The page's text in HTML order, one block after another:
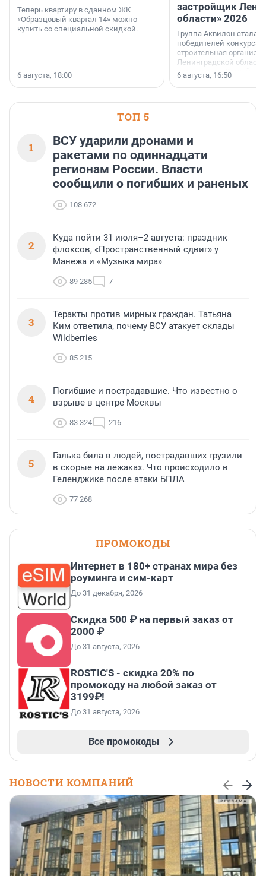
Теперь квартиру в сданном ЖК
«Образцовый квартал 14» можно
купить со специальной скидкой.
6 августа, 18:00
застройщик
области» 2026
Группа Аквилон стала
победителей конкурса
строительная
Ленинградской области
номинации «Самый
застройщик
области».
6 августа, 16:50
ТОП 5
1
ВСУ ударили дронами и
ракетами по одиннадцати
регионам России. Власти
сообщили о погибших и раненых
108 672
2
Куда пойти 31 июля–2 августа: праздник
флоксов, «Пространственный сдвиг» у
Манежа и «Музыка мира»
89 285 7
3
Теракты против мирных граждан. Татьяна
Ким ответила, почему ВСУ атакует склады
Wildberries
85 215
4
Погибшие и пострадавшие. Что известно о
взрыве в центре Москвы
83 324 216
5
Галька била в людей, пострадавших грузили
в скорые на лежаках. Что происходило в
Геленджике после атаки БПЛА
77 268
ПРОМОКОДЫ
Интернет в 180+ странах мира без
роуминга и сим-карт
До 31 декабря, 2026
Скидка 500 ₽ на первый заказ от
2000 ₽
До 31 августа, 2026
ROSTIC'S - скидка 20% по
промокоду на любой заказ от
3199₽!
До 31 августа, 2026
Все промокоды
НОВОСТИ КОМПАНИЙ